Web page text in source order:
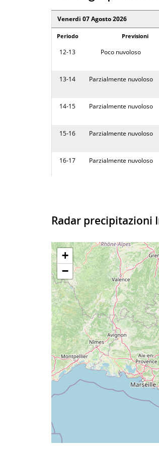
14 - 20 Parzialmente nuvoloso
20 - 02 Sereno
02 - 08 Sereno
08 - 14 Sereno
14 - 20 Poco nuvoloso
20 - 02 Sereno
02 - 08 Sereno
08 - 14 Sereno
14 - 20 Poco nuvoloso
Martedi 11 Agosto 2026
Periodo Previsioni
20 - 02 Poco nuvoloso
02 - 08 Sereno
14 - 20 Sereno
Venerdi 07 Agosto 2026
Periodo Previsioni
12-13 Poco nuvoloso
13-14 Parzialmente nuvoloso
14-15 Parzialmente nuvoloso
15-16 Parzialmente nuvoloso
16-17 Parzialmente nuvoloso
18-19 Poco nuvoloso
19-20 Sereno
20-21 Sereno
21-22 Sereno
22-23 Sereno
Sabato 08 Agosto 2026
Periodo Previsioni
23-00 Sereno
01-02
Radar precipitazioni